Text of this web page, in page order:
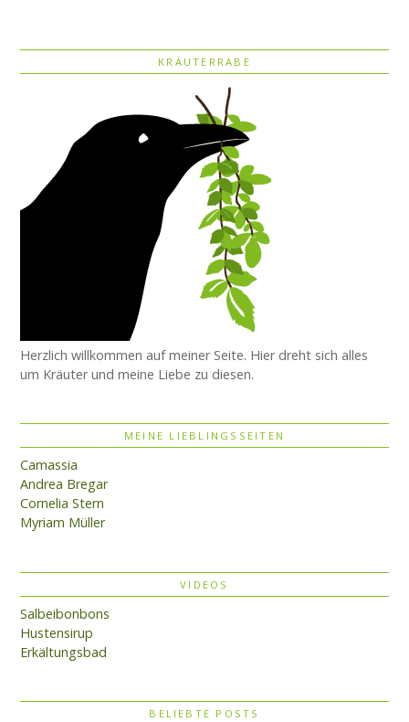
KRÄUTERRABE
Herzlich willkommen auf meiner Seite. Hier dreht sich alles
um Kräuter und meine Liebe zu diesen.
MEINE LIEBLINGSSEITEN
Camassia
Andrea Bregar
Cornelia Stern
Myriam Müller
VIDEOS
Salbeibonbons
Hustensirup
Erkältungsbad
BELIEBTE POSTS